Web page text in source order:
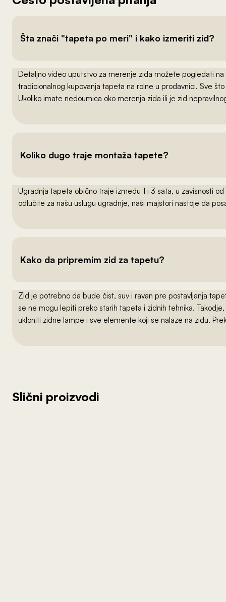
Šta znači "tapeta po meri" i kako izmeriti zid?
Detaljno video uputstvo za merenje zida možete pogledati na
tradicionalnog kupovanja tapeta na rolne u prodavnici. Sve
Ukoliko imate nedoumica oko merenja zida ili je zid
Koliko dugo traje montaža tapete?
Ugradnja tapeta obično traje između 1 i 3 sata, u zavisnosti
odlučite za našu uslugu ugradnje, naši majstori nastoje da
Kako da pripremim zid za tapetu?
Zid je potrebno da bude čist, suv i ravan pre postavljanja
se ne mogu lepiti preko starih tapeta i zidnih tehnika.
ukloniti zidne lampe i sve elemente koji se nalaze na zidu.
Slični proizvodi